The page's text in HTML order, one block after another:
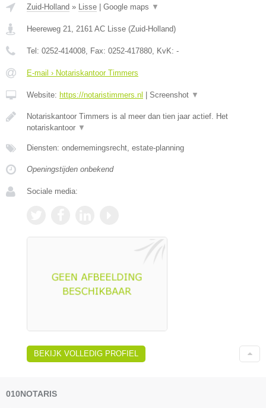
Zuid-Holland » Lisse Google maps ▼
Heereweg 21, 2161 AC Lisse (Zuid-Holland)
Tel: 0252-414008, Fax: 0252-417880, KvK: -
E-mail › Notariskantoor Timmers
Website: https://notaristimmers.nl Screenshot ▼
Notariskantoor Timmers is al meer dan tien jaar actief. Het
notariskantoor ▼
Diensten: ondernemingsrecht, estate-planning
Openingstijden onbekend
Sociale media:
BEKIJK VOLLEDIG PROFIEL
010NOTARIS